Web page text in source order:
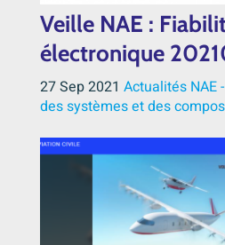
Veille NAE :
électronique
27 Sep 2021 Actualités NAE
des systèmes et des